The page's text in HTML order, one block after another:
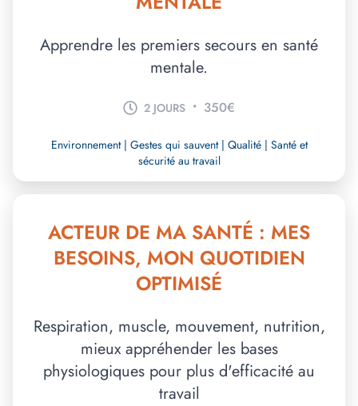
Apprendre les premiers secours en santé
mentale.
2 JOURS • 350€
Environnement | Gestes qui sauvent | Qualité | Santé et
sécurité au travail
ACTEUR DE MA SANTÉ : MES
BESOINS, MON QUOTIDIEN
OPTIMISÉ
Respiration, muscle, mouvement, nutrition,
mieux appréhender les bases
physiologiques pour plus d'efficacité au
travail